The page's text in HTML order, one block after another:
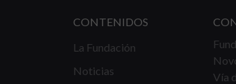
CONTENIDOS
La Fundación
Noticias
Vía